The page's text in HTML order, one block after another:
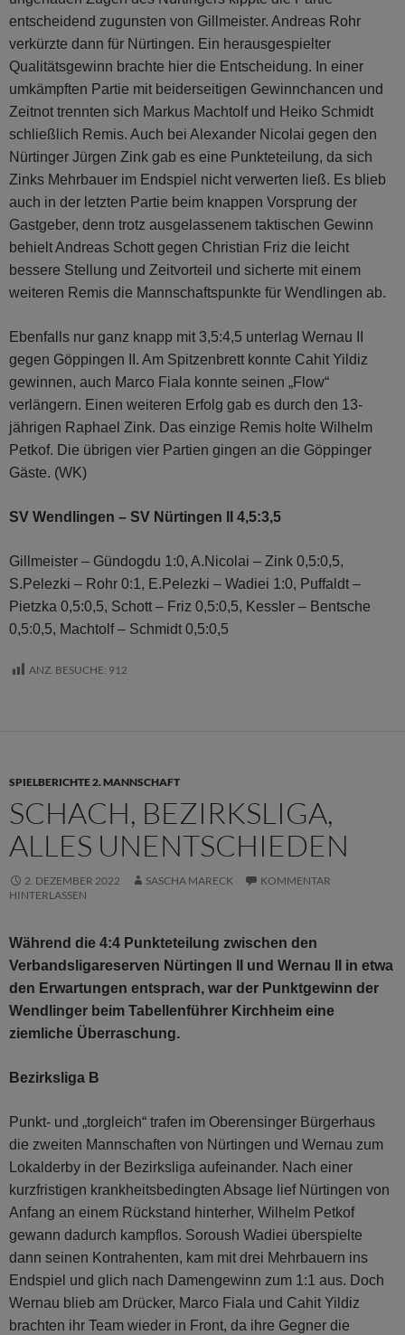
entscheidend zugunsten von Gillmeister. Andreas Rohr
verkürzte dann für Nürtingen. Ein herausgespielter
Qualitätsgewinn brachte hier die Entscheidung. In einer
umkämpften Partie mit beiderseitigen Gewinnchancen und
Zeitnot trennten sich Markus Machtolf und Heiko Schmidt
schließlich Remis. Auch bei Alexander Nicolai gegen den
Nürtinger Jürgen Zink gab es eine Punkteteilung, da sich
Zinks Mehrbauer im Endspiel nicht verwerten ließ. Es blieb
auch in der letzten Partie beim knappen Vorsprung der
Gastgeber, denn trotz ausgelassenem taktischen Gewinn
behielt Andreas Schott gegen Christian Friz die leicht
bessere Stellung und Zeitvorteil und sicherte mit einem
weiteren Remis die Mannschaftspunkte für Wendlingen ab.
Ebenfalls nur ganz knapp mit 3,5:4,5 unterlag Wernau II
gegen Göppingen II. Am Spitzenbrett konnte Cahit Yildiz
gewinnen, auch Marco Fiala konnte seinen „Flow“
verlängern. Einen weiteren Erfolg gab es durch den 13-
jährigen Raphael Zink. Das einzige Remis holte Wilhelm
Petkof. Die übrigen vier Partien gingen an die Göppinger
Gäste. (WK)
SV Wendlingen – SV Nürtingen II 4,5:3,5
Gillmeister – Gündogdu 1:0, A.Nicolai – Zink 0,5:0,5,
S.Pelezki – Rohr 0:1, E.Pelezki – Wadiei 1:0, Puffaldt –
Pietzka 0,5:0,5, Schott – Friz 0,5:0,5, Kessler – Bentsche
0,5:0,5, Machtolf – Schmidt 0,5:0,5
ANZ. BESUCHE: 912
SPIELBERICHTE 2. MANNSCHAFT
SCHACH, BEZIRKSLIGA,
ALLES UNENTSCHIEDEN
2. DEZEMBER 2022 SASCHA MARECK
KOMMENTAR
HINTERLASSEN
Während die 4:4 Punkteteilung zwischen den
Verbandsligareserven Nürtingen II und Wernau II in etwa
den Erwartungen entsprach, war der Punktgewinn der
Wendlinger beim Tabellenführer Kirchheim eine
ziemliche Überraschung.
Bezirksliga B
Punkt- und „torgleich“ trafen im Oberensinger Bürgerhaus
die zweiten Mannschaften von Nürtingen und Wernau zum
Lokalderby in der Bezirksliga aufeinander. Nach einer
kurzfristigen krankheitsbedingten Absage lief Nürtingen von
Anfang an einem Rückstand hinterher, Wilhelm Petkof
gewann dadurch kampflos. Soroush Wadiei überspielte
dann seinen Kontrahenten, kam mit drei Mehrbauern ins
Endspiel und glich nach Damengewinn zum 1:1 aus. Doch
Wernau blieb am Drücker, Marco Fiala und Cahit Yildiz
brachten ihr Team wieder in Front, da ihre Gegner die